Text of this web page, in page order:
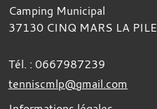
Camping Municipal
37130 CINQ MARS LA PILE
Tél. : 0667987239
tenniscmlp@gmail.com